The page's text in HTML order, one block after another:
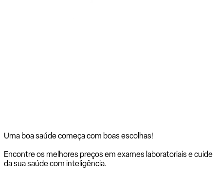
Uma boa saúde começa com boas escolhas!
Encontre os melhores preços em exames laboratoriais e cuide
da sua saúde com inteligência.